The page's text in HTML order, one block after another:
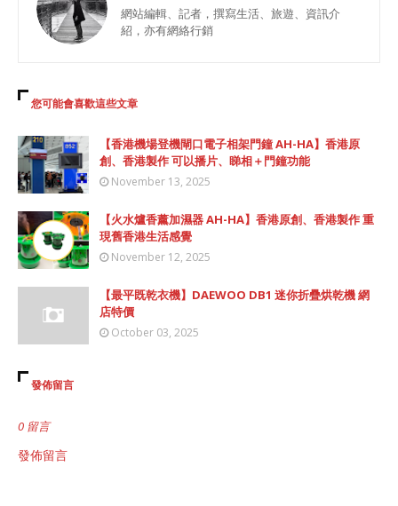
網站編輯、記者，撰寫生活、旅遊、資訊介
紹，亦有網絡行銷
您可能會喜歡這些文章
【香港機場登機閘口電子相架門鐘 AH-HA】香港原
創、香港製作 可以播片、睇相＋門鐘功能
November 13, 2025
【火水爐香薰加濕器 AH-HA】香港原創、香港製作 重
現舊香港生活感覺
November 12, 2025
【最平既乾衣機】DAEWOO DB1 迷你折疊烘乾機 網
店特價
October 03, 2025
發佈留言
0 留言
發佈留言